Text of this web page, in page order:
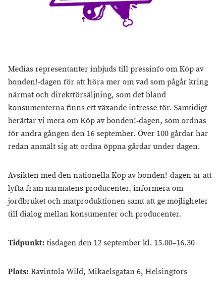
Medias representanter inbjuds till pressinfo om Köp av
bonden!-dagen för att höra mer om vad som pågår kring
närmat och direktförsäljning, som det bland
konsumenterna finns ett växande intresse för. Samtidigt
berättar vi mera om Köp av bonden!-dagen, som ordnas
för andra gången den 16 september. Över 100 gårdar har
redan anmält sig att ordna öppna gårdar under dagen.
Avsikten med den nationella Köp av bonden!-dagen är att
lyfta fram närmatens producenter, informera om
jordbruket och matproduktionen samt att ge möjligheter
till dialog mellan konsumenter och producenter.
Tidpunkt: tisdagen den 12 september kl. 15.00–16.30
Plats: Ravintola Wild, Mikaelsgatan 6, Helsingfors